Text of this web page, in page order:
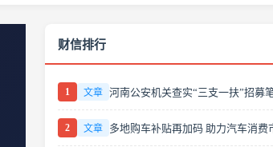
财信排行
1 文章
2 文章